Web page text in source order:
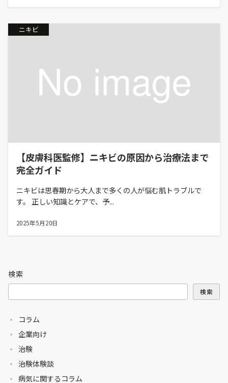
ニキビ
【皮膚科医監修】ニキビの原因から治療法まで
完全ガイド
ニキビは思春期から大人まで多くの人が悩む肌トラブルで
す。 正しい知識とケアで、予...
2025年5月20日
検索
検索
コラム
企業向け
治験
治験体験談
病気に関するコラム